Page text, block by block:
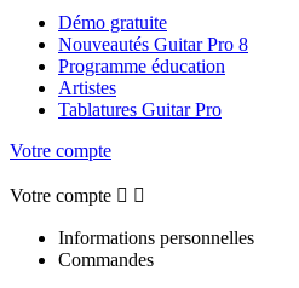
Démo gratuite
Nouveautés Guitar Pro 8
Programme éducation
Artistes
Tablatures Guitar Pro
Votre compte
Votre compte  
Informations personnelles
Commandes